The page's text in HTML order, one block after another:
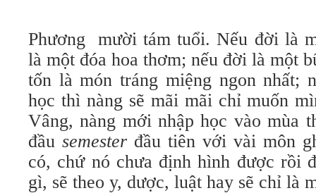
Phương mười tám tuổi. Nếu đời là
là một đóa hoa thơm; nếu đời là một
tốn là món tráng miệng ngon nhất;
học thì nàng sẽ mãi mãi chỉ muốn
Vâng, nàng mới nhập học vào mùa
đầu semester đầu tiên với vài môn
có, chứ nó chưa định hình được rồi
gì, sẽ theo y, dược, luật hay sẽ chỉ là